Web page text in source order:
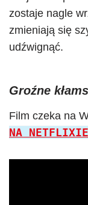
zostaje nagle
zmieniają się
udźwignąć.
Groźne
Film czeka na
NA NETFLIXIE